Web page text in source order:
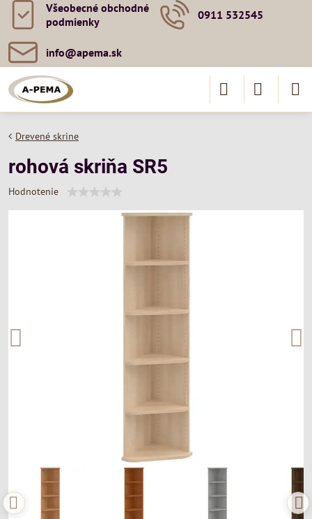
Všeobecné obchodné
podmienky
0911 532545
info​@apema​.sk
Drevené skrine
rohová skriňa SR5
Hodnotenie